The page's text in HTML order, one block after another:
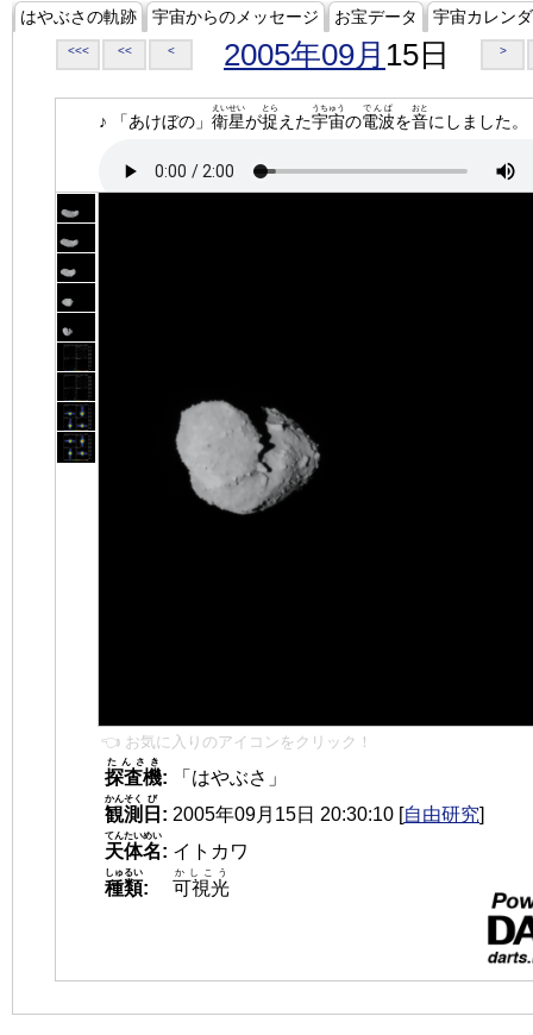
はやぶさの軌跡 宇宙からのメッセージ お宝データ 宇宙カレン
<<< << < 2005年09月 15日 >
♪ 「あけぼの」 衛星
えいせい
が捉
とら
えた宇宙
うちゅう
の電波
でんぱ
を音
おと
にしました。
👈 お気に入りのアイコンをクリック！
探査機
たんさき
:
「はやぶさ」
観測
かんそく
日
び
: 2005年09月15日 20:30:10 [自由研究]
天体名
てんたいめい
: イトカワ
種類
しゅるい
: 可視光
かしこう